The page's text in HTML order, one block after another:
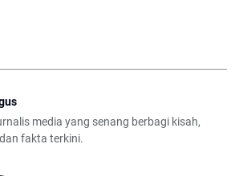
media yang senang berbagi kisah,
fakta terkini.